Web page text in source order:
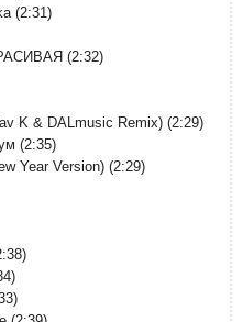
(2:31)
(2:32)
K & DALmusic Remix) (2:29)
(2:35)
Year Version) (2:29)